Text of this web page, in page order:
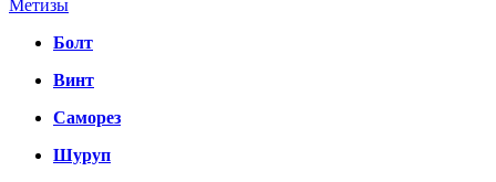
Метизы
Болт
Винт
Саморез
Шуруп